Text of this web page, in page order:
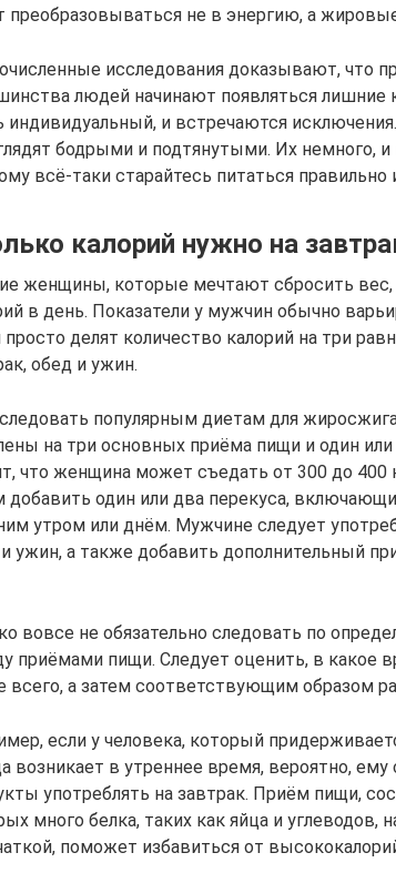
преобразовываться не в энергию, а
исследования доказывают, что
людей начинают появляться лишние
индивидуальный, и встречаются
бодрыми и подтянутыми. Их немного, и
всё-таки старайтесь питаться правильно
калорий нужно на
женщины, которые мечтают сбросить вес,
в день. Показатели у мужчин обычно
делят количество калорий на три
обед и ужин.
популярным диетам для
на три основных приёма пищи и один
что женщина может съедать от 300 до
добавить один или два перекуса,
утром или днём. Мужчине следует
ужин, а также добавить дополнительный
вовсе не обязательно следовать по
приёмами пищи. Следует оценить, в какое
а затем соответствующим образом
если у человека, который
возникает в утреннее время, вероятно,
употреблять на завтрак. Приём пищи,
много белка, таких как яйца и углеводов,
поможет избавиться от